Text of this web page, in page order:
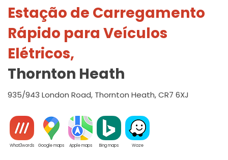
Estação de Carregamento
Rápido para Veículos
Elétricos,
Thornton Heath
935/943 London Road, Thornton Heath, CR7 6XJ
What3words Google maps Apple maps Bing maps Waze